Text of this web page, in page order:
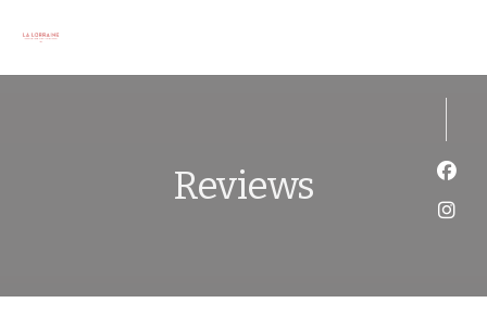
Reviews